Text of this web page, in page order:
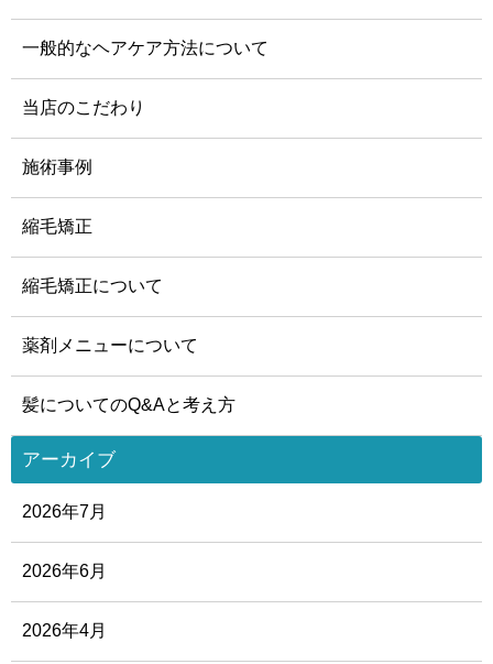
一般的なヘアケア方法について
当店のこだわり
施術事例
縮毛矯正
縮毛矯正について
薬剤メニューについて
髪についてのQ&Aと考え方
アーカイブ
2026年7月
2026年6月
2026年4月